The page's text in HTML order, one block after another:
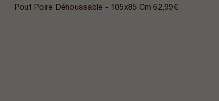
Pouf Poire Déhoussable - 105x85 Cm62,99€